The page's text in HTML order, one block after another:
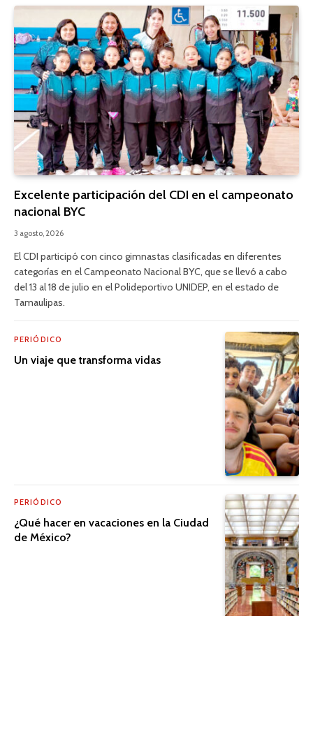
Excelente participación del CDI en el campeonato
nacional BYC
3 agosto, 2026
El CDI participó con cinco gimnastas clasificadas en diferentes
categorías en el Campeonato Nacional BYC, que se llevó a cabo
del 13 al 18 de julio en el Polideportivo UNIDEP, en el estado de
Tamaulipas.
PERIÓDICO
Un viaje que transforma vidas
PERIÓDICO
¿Qué hacer en vacaciones en la Ciudad
de México?